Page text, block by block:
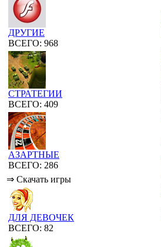
ДРУГИЕ
ВСЕГО: 968
СТРАТЕГИИ
ВСЕГО: 409
АЗАРТНЫЕ
ВСЕГО: 286
⇒ Скачать игры
ДЛЯ ДЕВОЧЕК
ВСЕГО: 82